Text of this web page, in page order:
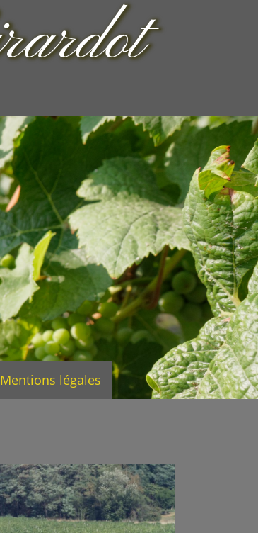
Mentions légales